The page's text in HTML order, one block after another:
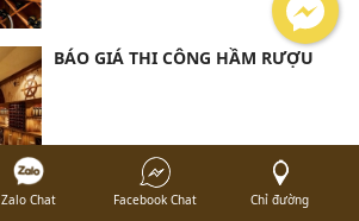
BÁO GIÁ THI CÔNG HẦM RƯỢU
Zalo Chat Facebook Chat Chỉ đường